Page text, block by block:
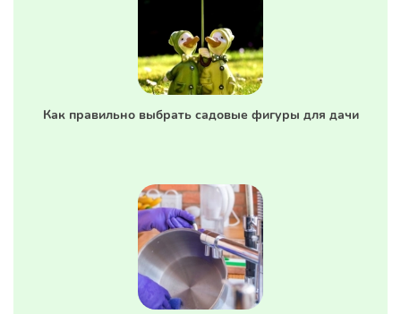
Как правильно выбрать садовые фигуры для дачи